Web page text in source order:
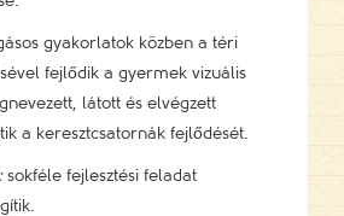
gyakorlatok közben a téri
fejlődik a gyermek vizuális
látott és elvégzett
a keresztcsatornák fejlődését.
sokféle fejlesztési feladat